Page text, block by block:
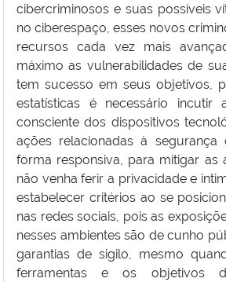
cibercriminosos e suas possíveis
no ciberespaço, esses novos
recursos cada vez mais
máximo as vulnerabilidades de
tem sucesso em seus objetivos,
estatísticas é necessário
consciente dos dispositivos
ações relacionadas à
forma responsiva, para mitigar as
não venha ferir a privacidade e
estabelecer critérios ao se
nas redes sociais, pois as
nesses ambientes são de cunho
garantias de sigilo, mesmo
ferramentas e os objetivos